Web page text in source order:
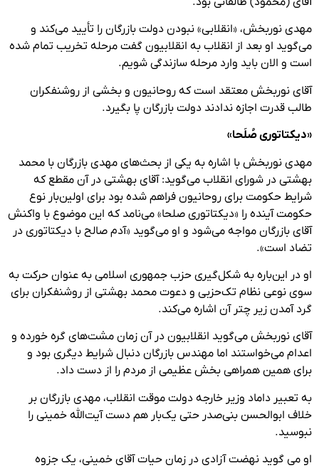
مهدی نوربخش، «انقلابی» نبودن دولت بازرگان را تأیید می‌کند و
می‌گوید او بعد از انقلاب به انقلابیون گفت مرحله تخریب تمام شده
است و الان باید وارد مرحله سازندگی شویم.
آقای نوربخش معتقد است که روحانیون و بخشی از روشنفکران
طالب قدرت اجازه ندادند دولت بازرگان پا بگیرد.
«دیکتاتوری صُلَحا»
مهدی نوربخش با اشاره به یکی از بحث‌های مهدی بازرگان با محمد
بهشتی در شورای انقلاب می‌گوید: آقای بهشتی در آن مقطع که
شرایط حکومت برای روحانیون فراهم شده بود برای اولین‌بار نوع
حکومت آینده را «دیکتاتوری صلحا» می‌نامد که این موضوع با واکنش
آقای بازرگان مواجه می‌شود و او می‌گوید «آدم صالح با دیکتاتوری در
تضاد است».
او در این‌باره به شکل‌گیری حزب جمهوری اسلامی به عنوان حرکت به
سوی نوعی نظام تک‌حزبی و دعوت محمد بهشتی از روشنفکران برای
گرد آمدن زیر چتر آن اشاره می‌کند.
آقای نوربخش می‌گوید انقلابیون در آن زمان مشت‌های گره خورده و
اعدام می‌خواستند اما مهندس بازرگان دنبال شرایط دیگری بود و
برای همین همراهی بخش عظیمی از مردم را از دست داد.
به تعبیر داماد وزیر خارجه دولت موقت انقلاب، مهدی بازرگان بر
خلاف ابوالحسن بنی‌صدر حتی یک‌بار هم دست آیت‌الله خمینی را
نبوسید.
او می گوید نهضت آزادی در زمان حیات آقای خمینی، یک جزوه